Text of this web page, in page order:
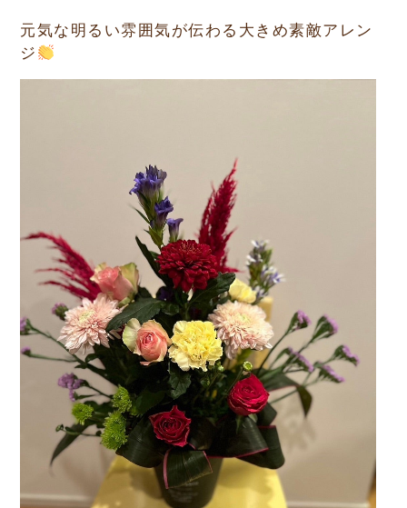
元気な明るい雰囲気が伝わる大きめ素敵アレン
ジ